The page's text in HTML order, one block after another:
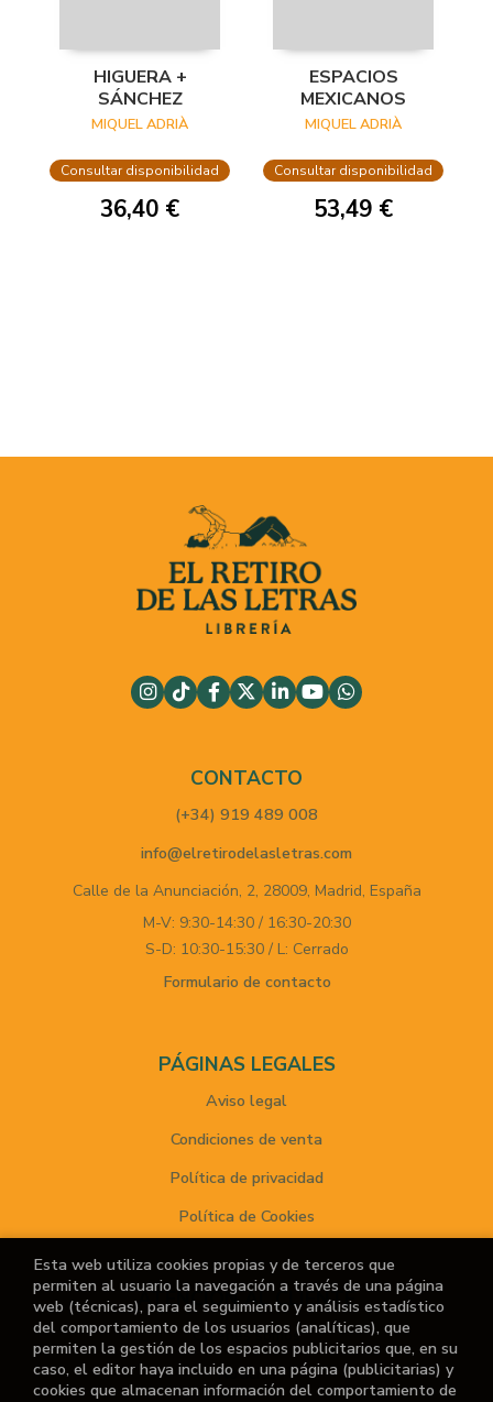
HIGUERA +
SÁNCHEZ
MIQUEL ADRIÀ
Consultar disponibilidad
36,40 €
ESPACIOS
MEXICANOS
MIQUEL ADRIÀ
Consultar disponibilidad
53,49 €
CONTACTO
(+34) 919 489 008
info@elretirodelasletras.com
Calle de la Anunciación, 2, 28009, Madrid, España
M-V: 9:30-14:30 / 16:30-20:30
S-D: 10:30-15:30 / L: Cerrado
Formulario de contacto
PÁGINAS LEGALES
Aviso legal
Condiciones de venta
Política de privacidad
Política de Cookies
ATENCIÓN AL CLIENTE
Quiénes somos
Noticias
Esta web utiliza cookies propias y de terceros que
permiten al usuario la navegación a través de una página
web (técnicas), para el seguimiento y análisis estadístico
del comportamiento de los usuarios (analíticas), que
permiten la gestión de los espacios publicitarios que, en su
caso, el editor haya incluido en una página (publicitarias) y
cookies que almacenan información del comportamiento de